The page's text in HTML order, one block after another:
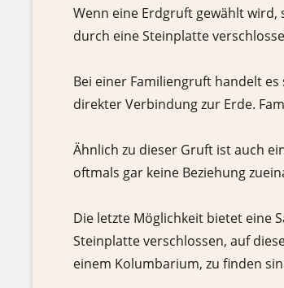
Wenn eine Erdgruft gewählt wird,
durch eine Steinplatte
Bei einer Familiengruft handelt
direkter Verbindung zur Erde.
Ähnlich zu dieser Gruft ist auch
oftmals gar keine Beziehung
Die letzte Möglichkeit bietet eine
Steinplatte verschlossen, auf
einem Kolumbarium, zu finden